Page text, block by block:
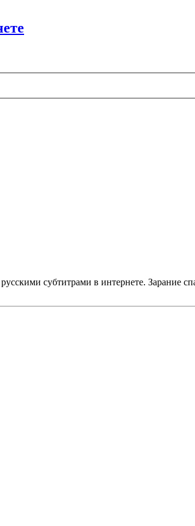
субтитрами в интернете. Зарание